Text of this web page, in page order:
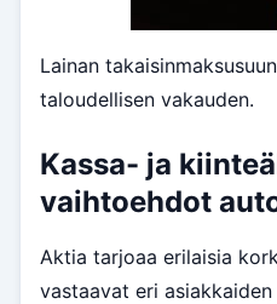
Lainan
taloudellisen vakauden.
Kassa- ja
vaihtoehdot
Aktia tarjoaa erilaisia
vastaavat eri